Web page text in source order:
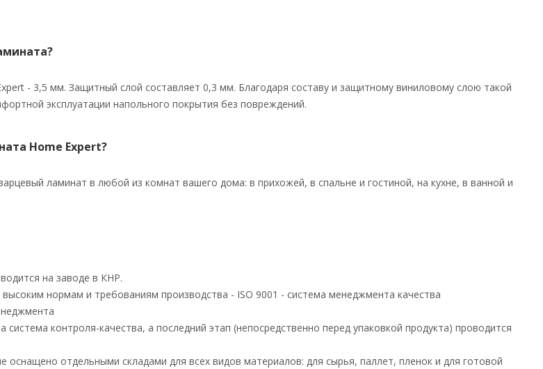
- 3,5 мм. Защитный слой составляет 0,3 мм. Благодаря составу и защитному виниловому слою такой
эксплуатации напольного покрытия без повреждений.
Home Expert?
ламинат в любой из комнат вашего дома: в прихожей, в спальне и гостиной, на кухне, в ванной и
на заводе в КНР.
нормам и требованиям производства - ISO 9001 - система менеджмента качества
контроля-качества, а последний этап (непосредственно перед упаковкой продукта) проводится
оснащено отдельными складами для всех видов материалов: для сырья, паллет, пленок и для готовой